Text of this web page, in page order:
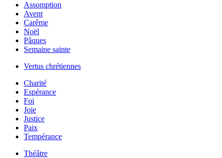
Assomption
Avent
Carême
Noël
Pâques
Semaine sainte
Vertus chrétiennes
Charité
Espérance
Foi
Joie
Justice
Paix
Tempérance
Théâtre